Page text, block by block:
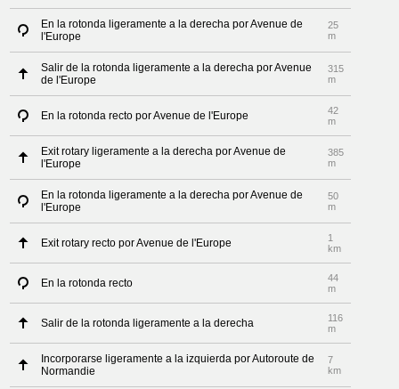
En la rotonda ligeramente a la derecha por Avenue de
l'Europe
25
m
Salir de la rotonda ligeramente a la derecha por Avenue
de l'Europe
315
m
En la rotonda recto por Avenue de l'Europe
42
m
Exit rotary ligeramente a la derecha por Avenue de
l'Europe
385
m
En la rotonda ligeramente a la derecha por Avenue de
l'Europe
50
m
Exit rotary recto por Avenue de l'Europe
1
km
En la rotonda recto
44
m
Salir de la rotonda ligeramente a la derecha
116
m
Incorporarse ligeramente a la izquierda por Autoroute de
Normandie
7
km